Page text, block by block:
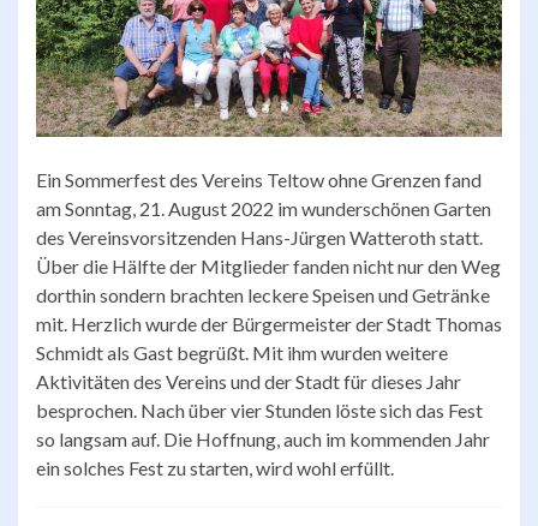
Ein Sommerfest des Vereins Teltow ohne Grenzen fand
am Sonntag, 21. August 2022 im wunderschönen Garten
des Vereinsvorsitzenden Hans-Jürgen Watteroth statt.
Über die Hälfte der Mitglieder fanden nicht nur den Weg
dorthin sondern brachten leckere Speisen und Getränke
mit. Herzlich wurde der Bürgermeister der Stadt Thomas
Schmidt als Gast begrüßt. Mit ihm wurden weitere
Aktivitäten des Vereins und der Stadt für dieses Jahr
besprochen. Nach über vier Stunden löste sich das Fest
so langsam auf. Die Hoffnung, auch im kommenden Jahr
ein solches Fest zu starten, wird wohl erfüllt.